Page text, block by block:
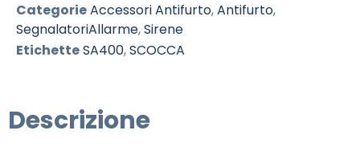
CategorieAccessori Antifurto,Antifurto,
SegnalatoriAllarme,Sirene
EtichetteSA400,SCOCCA
Descrizione